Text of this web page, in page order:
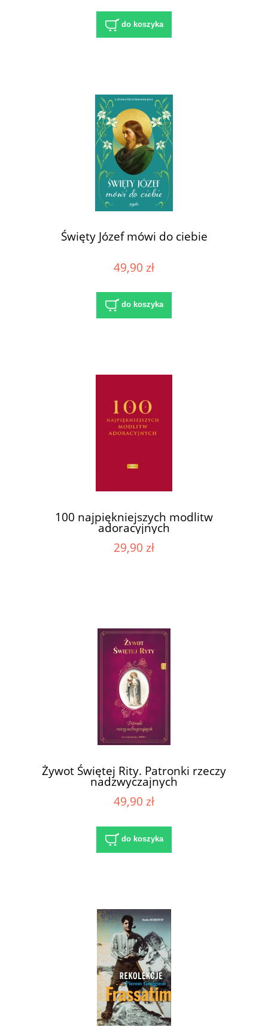
do koszyka
Święty Józef mówi do ciebie
49,90 zł
do koszyka
100 najpiękniejszych modlitw
adoracyjnych
29,90 zł
Żywot Świętej Rity. Patronki rzeczy
nadzwyczajnych
49,90 zł
do koszyka